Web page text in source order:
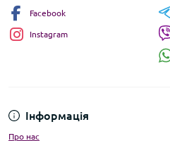
Інформація
Про нас
Facebook
Instagram